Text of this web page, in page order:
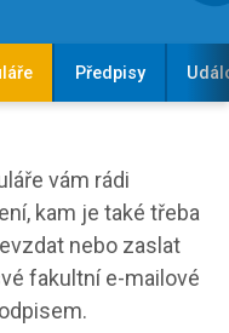
Předpisy
vám rádi
kam je také třeba
nebo zaslat
fakultní e-mailové